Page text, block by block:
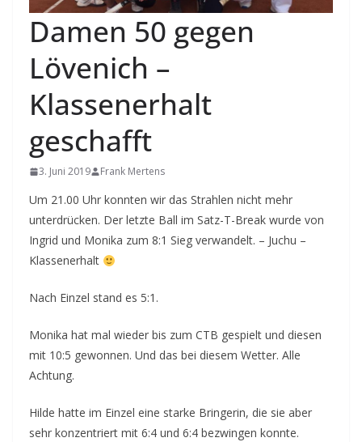
Damen 50 gegen
Lövenich –
Klassenerhalt
geschafft
3. Juni 2019 Frank Mertens
Um 21.00 Uhr konnten wir das Strahlen nicht mehr
unterdrücken. Der letzte Ball im Satz-T-Break wurde von
Ingrid und Monika zum 8:1 Sieg verwandelt. – Juchu –
Klassenerhalt
Nach Einzel stand es 5:1.
Monika hat mal wieder bis zum CTB gespielt und diesen
mit 10:5 gewonnen. Und das bei diesem Wetter. Alle
Achtung.
Hilde hatte im Einzel eine starke Bringerin, die sie aber
sehr konzentriert mit 6:4 und 6:4 bezwingen konnte.